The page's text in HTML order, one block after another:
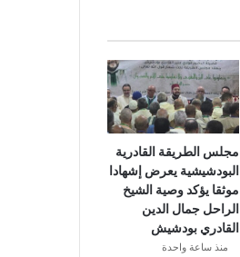
مجلس الطريقة القادرية
البودشيشية يعرض إشهادا
موثقا يؤكد وصية الشيخ
الراحل جمال الدين
القادري بودشيش
منذ ساعة واحدة